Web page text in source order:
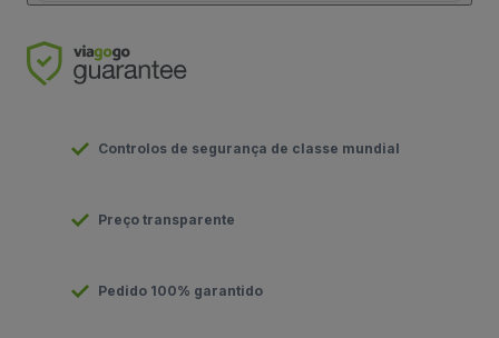
Controlos de segurança de classe mundial
Preço transparente
Pedido 100% garantido